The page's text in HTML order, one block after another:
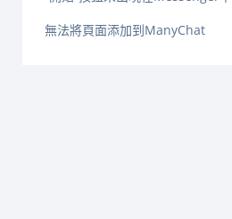
無法將頁面添加到ManyChat